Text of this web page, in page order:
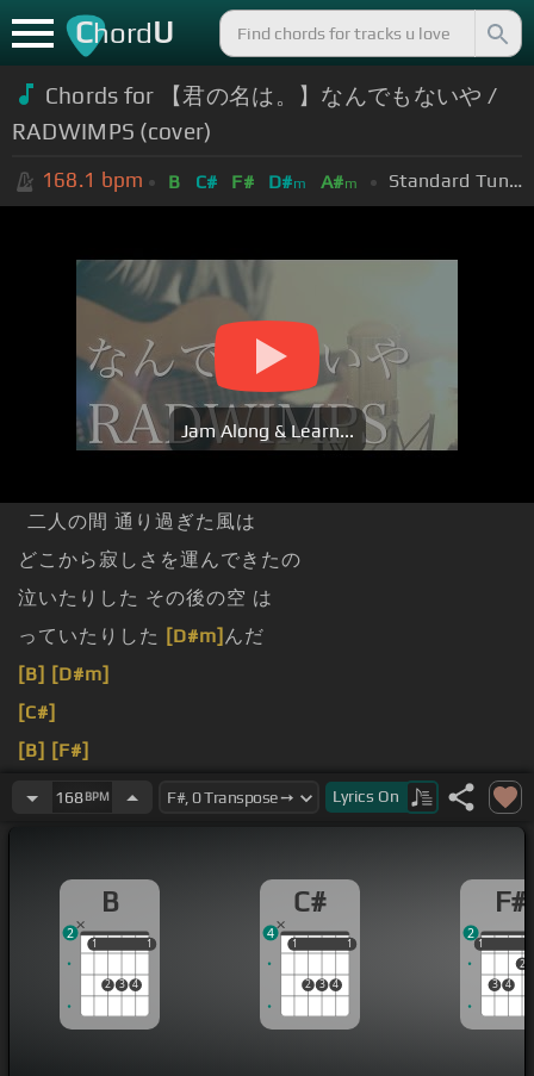
ChordU
Chords for 【君の名は。】なんでもないや /
RADWIMPS (cover)
168.1 bpm B C# F# D#m A#m Standard Tuning (EADGBE)
Jam Along & Learn...
二人の間 通り過ぎた風は
どこから寂しさを運んできたの
泣いたりした その後の空 は
っていたりした [D#m] んだ
[B] [D#m]
[C#]
[B] [F#]
[D#m]いつもは [C#]尖って た父の言[F#]葉が
168BPM Lyrics On
B
1
2 3 4
1
1 1
2
C#
1
2 3 4
1
1 1
4
F#
1
3 4
2
1
2